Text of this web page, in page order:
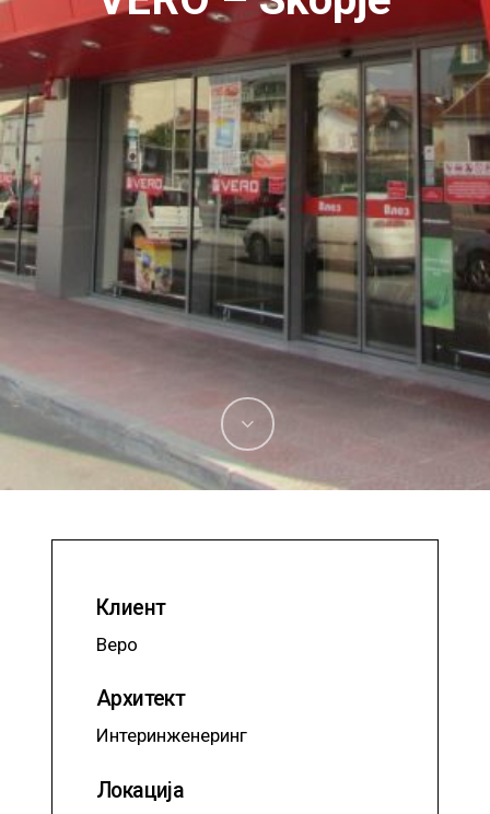
Клиент
Веро
Архитект
Интеринженеринг
Локација